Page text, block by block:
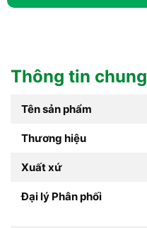
Thông tin chung
Tên sản phẩm
Thương hiệu
Xuất xứ
Đại lý Phân phối